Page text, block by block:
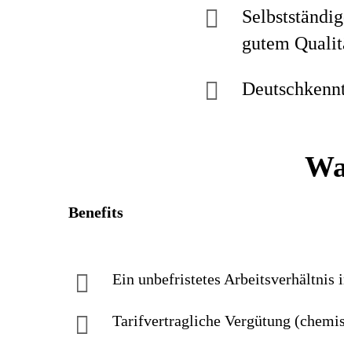
gutem
Benefits
Ein unbefristetes Arbeitsverhältnis
Tarifvertragliche Vergütung